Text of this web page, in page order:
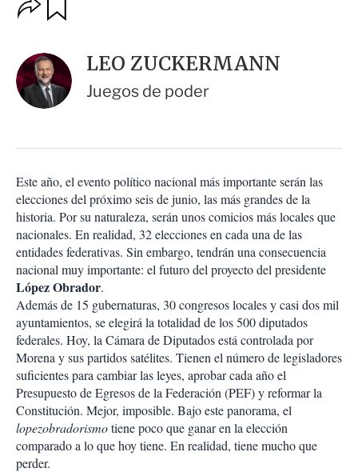
p
o
n
e
s
c
m
p
a
t
i
r
a
r
LEO ZUCKERMANN
Juegos de poder
Este año, el evento político nacional más importante serán las
elecciones del próximo seis de junio, las más grandes de la
historia. Por su naturaleza, serán unos comicios más locales que
nacionales. En realidad, 32 elecciones en cada una de las
entidades federativas. Sin embargo, tendrán una consecuencia
nacional muy importante: el futuro del proyecto del presidente
López Obrador.
Además de 15 gubernaturas, 30 congresos locales y casi dos mil
ayuntamientos, se elegirá la totalidad de los 500 diputados
federales. Hoy, la Cámara de Diputados está controlada por
Morena y sus partidos satélites. Tienen el número de legisladores
suficientes para cambiar las leyes, aprobar cada año el
Presupuesto de Egresos de la Federación (PEF) y reformar la
Constitución. Mejor, imposible. Bajo este panorama, el
lopezobradorismotiene poco que ganar en la elección
comparado a lo que hoy tiene. En realidad, tiene mucho que
perder.